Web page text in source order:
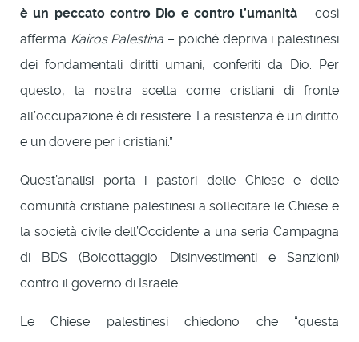
è un peccato contro Dio e contro l’umanità – così
afferma Kairos Palestina – poiché depriva i palestinesi
dei fondamentali diritti umani, conferiti da Dio. Per
questo, la nostra scelta come cristiani di fronte
all’occupazione è di resistere. La resistenza è un diritto
e un dovere per i cristiani.”
Quest’analisi porta i pastori delle Chiese e delle
comunità cristiane palestinesi a sollecitare le Chiese e
la società civile dell’Occidente a una seria Campagna
di BDS (Boicottaggio Disinvestimenti e Sanzioni)
contro il governo di Israele.
Le Chiese palestinesi chiedono che “questa